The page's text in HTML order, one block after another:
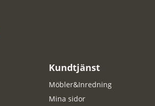
Kundtjänst
Möbler&Inredning
Mina sidor